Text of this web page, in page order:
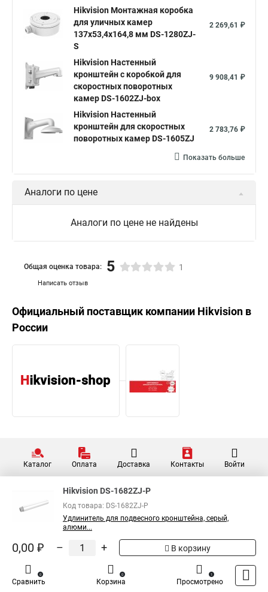
Hikvision Монтажная коробка
для уличных камер
137x53,4x164,8 мм DS-1280ZJ-
S
2 269,61 ₽
Hikvision Настенный
кронштейн с коробкой для
скоростных поворотных
камер DS-1602ZJ-box
9 908,41 ₽
Hikvision Настенный
кронштейн для скоростных
поворотных камер DS-1605ZJ
2 783,76 ₽
Показать больше
Аналоги по цене
Аналоги по цене не найдены
Написать отзыв
Общая оценка товара: 5 1
Официальный поставщик компании Hikvision в
России
Каталог Оплата Доставка Контакты Войти
Hikvision DS-1682ZJ-P
Код товара: DS-1682ZJ-P
Удлинитель для подвесного кронштейна, серый,
алюми...
0,00 ₽ – + В корзину
Сравнить
0
Корзина
0
Просмотрено
1